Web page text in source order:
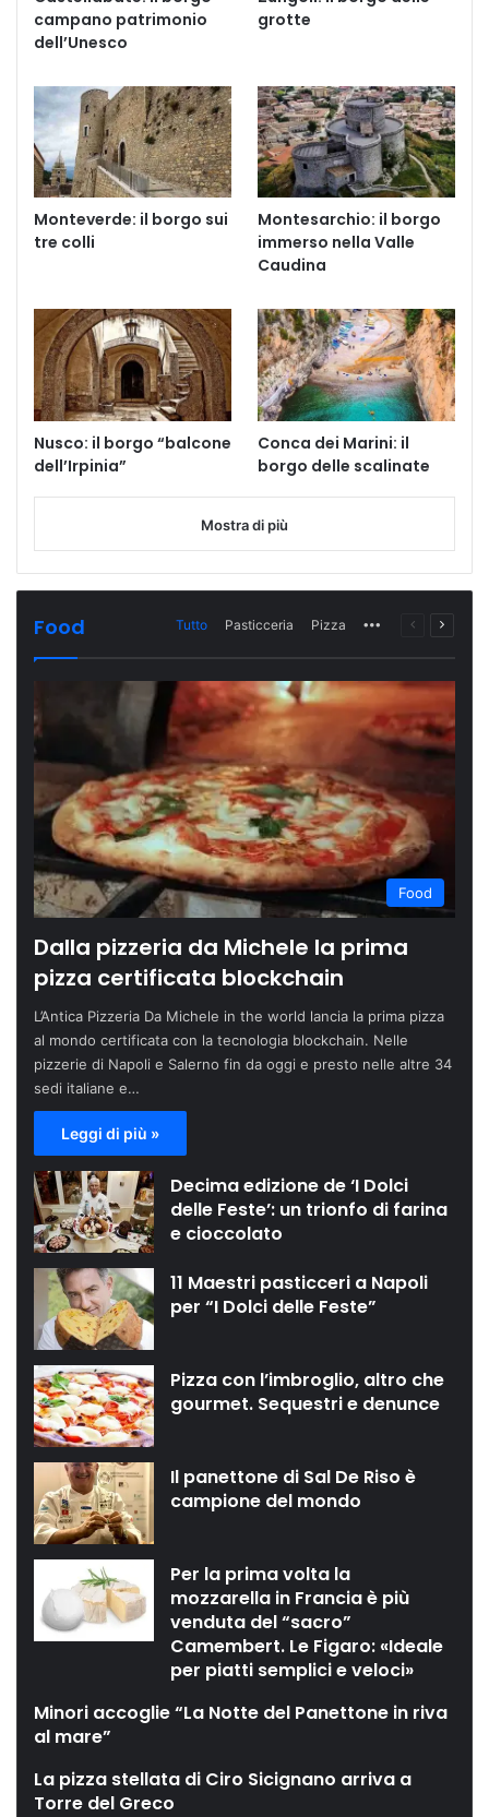
campano patrimonio
dell’Unesco
grotte
Monteverde: il borgo sui
tre colli
Montesarchio: il borgo
immerso nella Valle
Caudina
Nusco: il borgo “balcone
dell’Irpinia”
Conca dei Marini: il
borgo delle scalinate
Mostra di più
Food Tutto Pasticceria Pizza More Pagina
Food
Dalla pizzeria da Michele la prima
pizza certificata blockchain
L’Antica Pizzeria Da Michele in the world lancia la prima pizza
al mondo certificata con la tecnologia blockchain. Nelle
pizzerie di Napoli e Salerno fin da oggi e presto nelle altre 34
sedi italiane e…
Leggi di più »
Decima edizione de ‘I Dolci
delle Feste’: un trionfo di farina
e cioccolato
11 Maestri pasticceri a Napoli
per “I Dolci delle Feste”
Pizza con l’imbroglio, altro che
gourmet. Sequestri e denunce
Il panettone di Sal De Riso è
campione del mondo
Per la prima volta la
mozzarella in Francia è più
venduta del “sacro”
Camembert. Le Figaro: «Ideale
per piatti semplici e veloci»
Minori accoglie “La Notte del Panettone in riva
al mare”
La pizza stellata di Ciro Sicignano arriva a
Torre del Greco